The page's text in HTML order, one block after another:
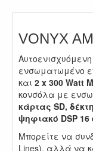
VONYX
ενσωματωμένο
και 2 x 300 Watt
κονσόλα με
κάρτας SD,
ψηφιακό DSP 16
Μπορείτε να
Lines), αλλά να